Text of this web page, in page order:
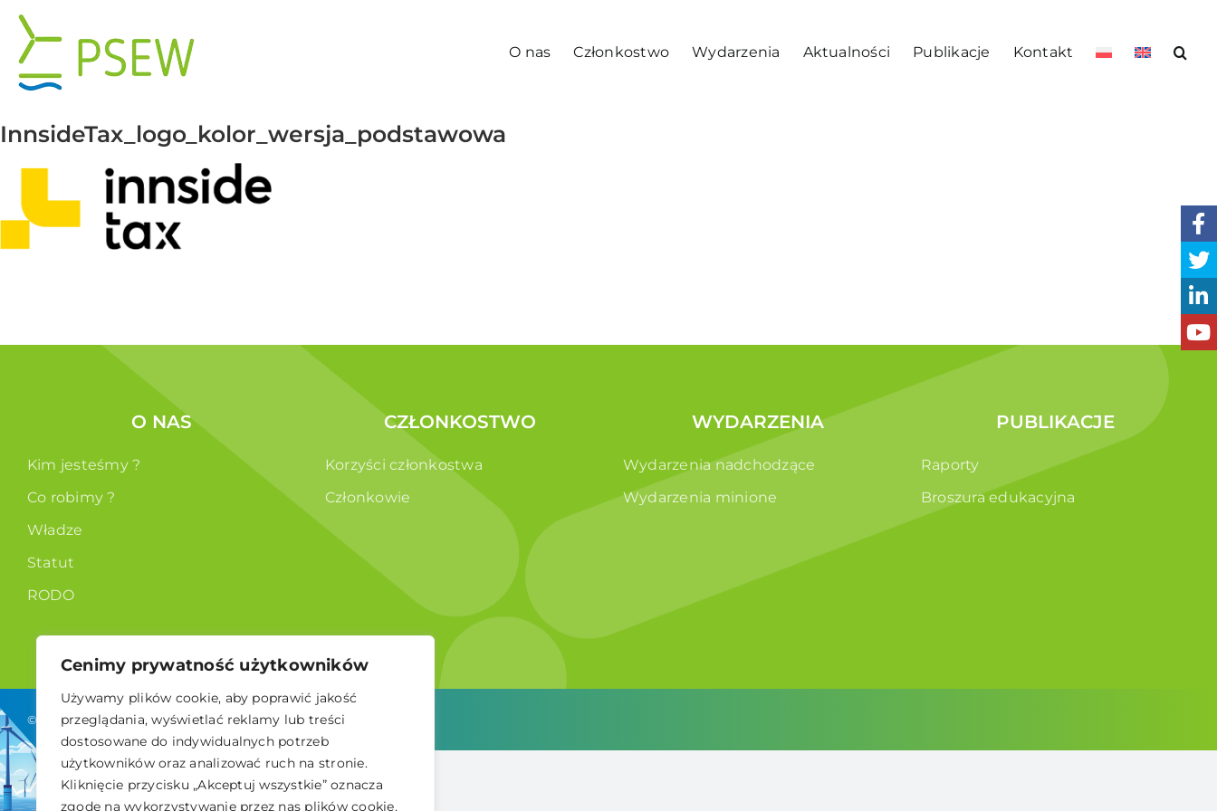
Cenimy prywatność użytkowników
Używamy plików cookie, aby poprawić jakość
przeglądania, wyświetlać reklamy lub treści
dostosowane do indywidualnych potrzeb
użytkowników oraz analizować ruch na stronie.
Kliknięcie przycisku „Akceptuj wszystkie” oznacza
zgodę na wykorzystywanie przez nas plików cookie.
Przejdź
zawartości
O nas Członkostwo Wydarzenia Aktualności Publikacje Kontakt
InnsideTax_logo_kolor_wersja_podstawowa
O NAS
Kim jesteśmy ?
Co robimy ?
Władze
Statut
RODO
CZŁONKOSTWO
Korzyści członkostwa
Członkowie
WYDARZENIA
Wydarzenia nadchodzące
Wydarzenia minione
PUBLIKACJE
Raporty
Broszura edukacyjna
© 2026 Polskie Stowarzyszenie Energetyki Wiatrowej